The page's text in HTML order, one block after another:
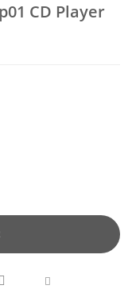
CD Player